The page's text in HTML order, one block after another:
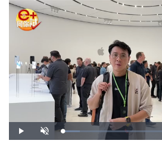
播
放
開
啟
載
入